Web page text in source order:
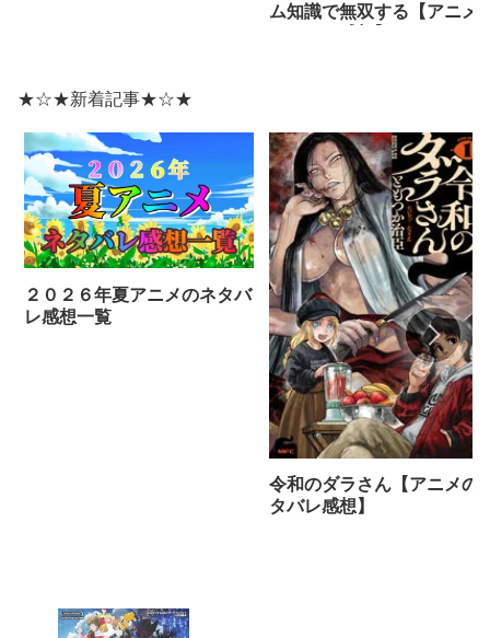
ム知識で無双する【アニメ
★☆★新着記事★☆★
２０２６年夏アニメのネタバ
レ感想一覧
令和のダラさん【アニメの
タバレ感想】